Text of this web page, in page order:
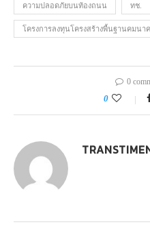
ความปลอดภัยบนท้องถนน ทช.
โครงการลงทุนโครงสร้างพื้นฐานคมนา
0
0